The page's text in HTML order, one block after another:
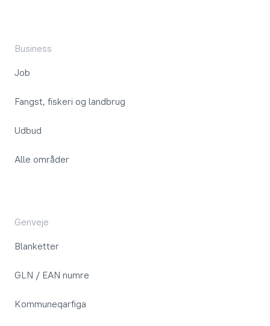
Business
Job
Fangst, fiskeri og landbrug
Udbud
Alle områder
Genveje
Blanketter
GLN / EAN numre
Kommuneqarfiga